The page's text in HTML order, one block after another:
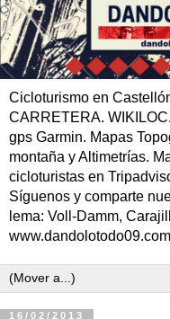
Cicloturismo en
CARRETERA.
gps Garmin. Mapas
montaña y Altimetrías.
cicloturistas en
Síguenos y comparte
lema: Voll-Damm,
16/02/2013